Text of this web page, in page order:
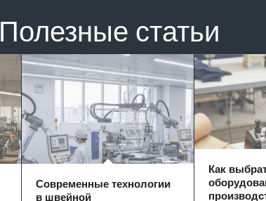
Полезные статьи
Современные технологии
в швейной
Как